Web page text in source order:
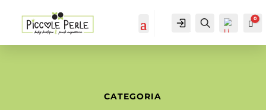
IL MIO
ACCOUNT
ACCOUNT
Cerca... 0
CATEGORIA